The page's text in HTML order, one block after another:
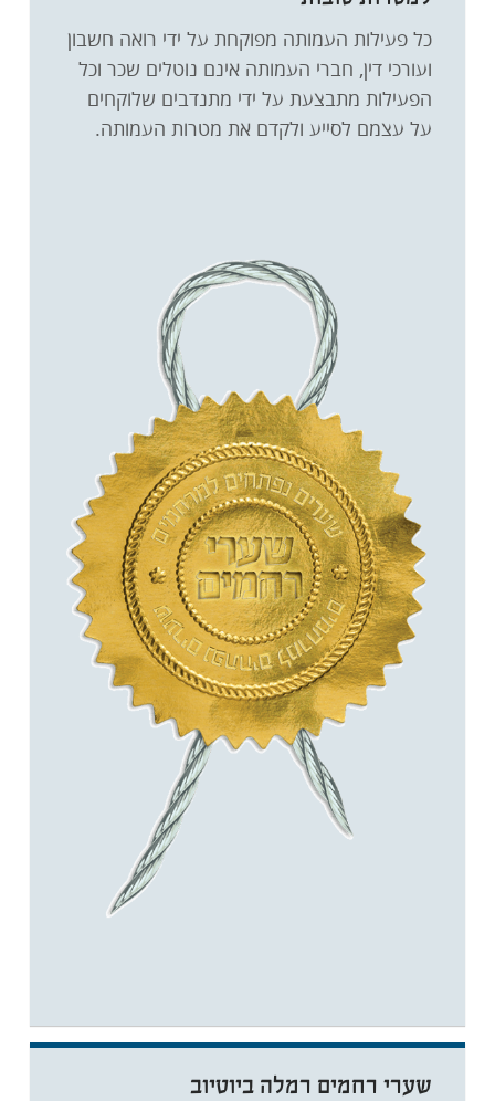
כל פעילות העמותה מפוקחת על ידי רואה חשבון
ועורכי דין, חברי העמותה אינם נוטלים שכר וכל
הפעילות מתבצעת על ידי מתנדבים שלוקחים
על עצמם לסייע ולקדם את מטרות העמותה.
שערי רחמים רמלה ביוטיוב